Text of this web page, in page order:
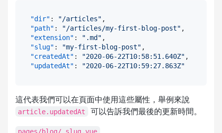
"dir" : "/articles" ,
"path" : "/articles/my-first-blog-post" ,
"extension" : ".md" ,
"slug" : "my-first-blog-post" ,
"createdAt" : "2020-06-22T10:58:51.640Z" ,
"updatedAt" : "2020-06-22T10:59:27.863Z"
這代表我們可以在頁面中使用這些屬性，舉例來說
article.updatedAt 可以告訴我們最後的更新時間。
pages/blog/_slug.vue